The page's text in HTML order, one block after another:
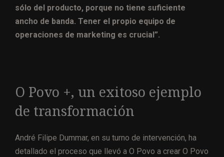
sólo del producto, porque no tiene suficiente
ancho de banda. Tener el propio equipo de
operaciones de marketing es crucial”.
O Povo +, un exitoso ejemplo
de transformación
André Filipe Dummar, en su turno de intervención, ha
detallado el proceso que llevó a O Povo a crear O Povo